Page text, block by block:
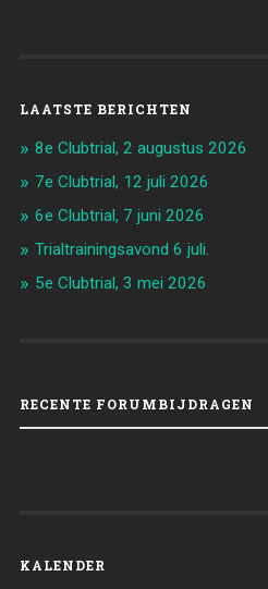
LAATSTE BERICHTEN
8e Clubtrial, 2 augustus 2026
7e Clubtrial, 12 juli 2026
6e Clubtrial, 7 juni 2026
Trialtrainingsavond 6 juli.
5e Clubtrial, 3 mei 2026
RECENTE FORUMBIJDRAGEN
KALENDER